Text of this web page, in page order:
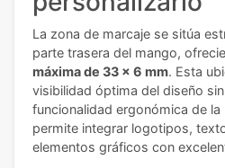
La zona de marcaje se sitúa
parte trasera del mango,
máxima de 33 x 6 mm. Esta
visibilidad óptima del diseño
funcionalidad ergonómica de la
permite integrar logotipos,
elementos gráficos con